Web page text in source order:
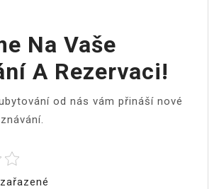
Na Vaše
A Rezervaci!
od nás vám přináší nové